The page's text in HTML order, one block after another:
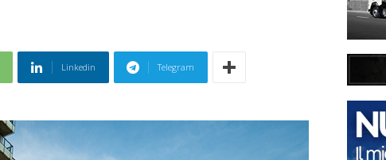
Linkedin Telegram